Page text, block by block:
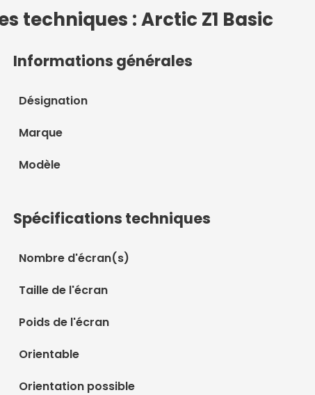
techniques : Arctic Z1 Basic
Informations générales
Désignation
Marque
Modèle
Spécifications techniques
Nombre d'écran(s)
Taille de l'écran
Poids de l'écran
Orientable
Orientation possible